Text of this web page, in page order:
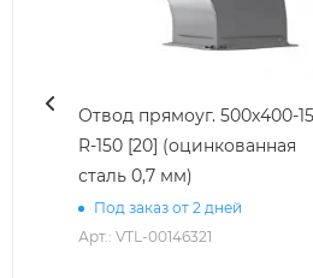
Отвод прямоуг. 500х400-
R-150 [20] (оцинкованная
сталь 0,7 мм)
Под заказ от 2 дней
Арт.: VTL-00146321